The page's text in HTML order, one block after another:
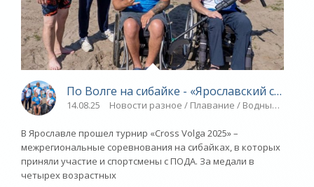
По Волге на сибайке - «Ярославский спорт»
14.08.25 Новости разное / Плавание / Водные виды
В Ярославле прошел турнир «Cross Volga 2025» –
межрегиональные соревнования на сибайках, в которых
приняли участие и спортсмены с ПОДА. За медали в
четырех возрастных